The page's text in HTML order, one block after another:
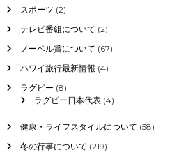
スポーツ (2)
テレビ番組について (2)
ノーベル賞について (67)
ハワイ旅行最新情報 (4)
ラグビー (8)
ラグビー日本代表(4)
健康・ライフスタイルについて (58)
冬の行事について (219)